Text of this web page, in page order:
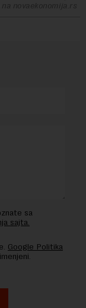
novaekonomija.rs
sa
sajta.
Google Politika